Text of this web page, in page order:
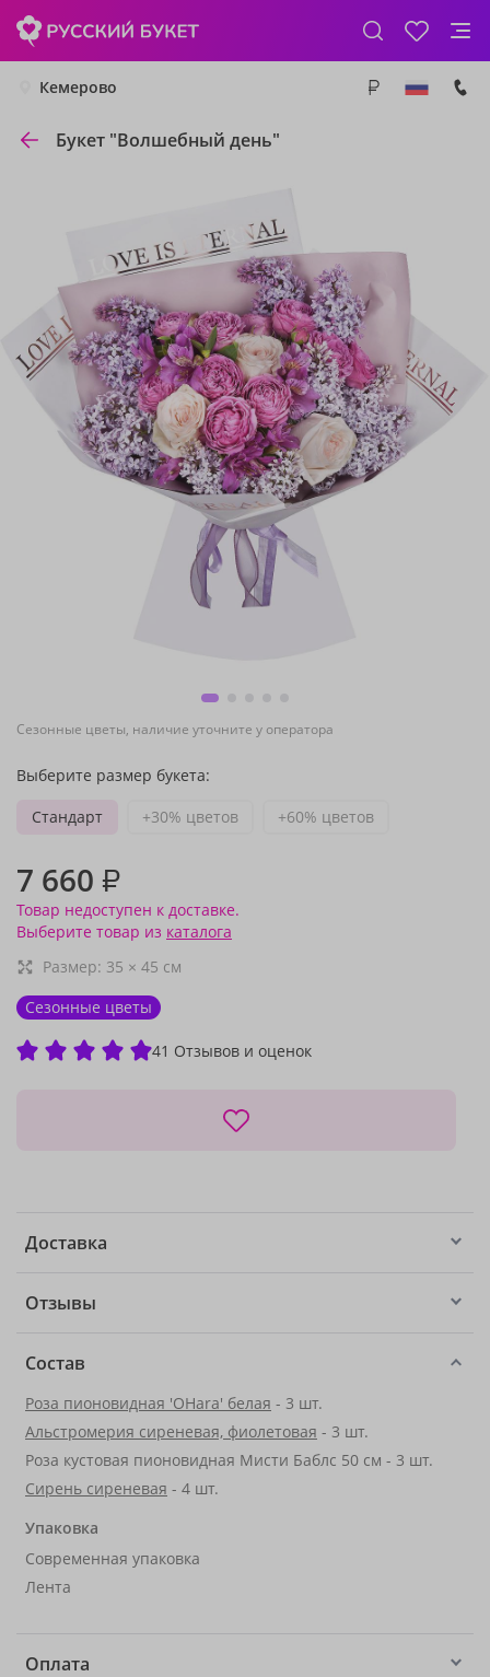
Кемерово
Букет "Волшебный день"
Сезонные цветы, наличие уточните у оператора
Выберите размер букета:
Стандарт
+30% цветов +60% цветов
7 660 ₽
Товар недоступен к доставке.
Выберите товар из каталога
Размер: 35 × 45 см
Сезонные цветы
41 Отзывов и оценок
Доставка
Отзывы
Состав
Роза пионовидная 'OHara' белая - 3 шт.
Альстромерия сиреневая, фиолетовая - 3 шт.
Роза кустовая пионовидная Мисти Баблс 50 см - 3 шт.
Сирень сиреневая - 4 шт.
Упаковка
Современная упаковка
Лента
Оплата